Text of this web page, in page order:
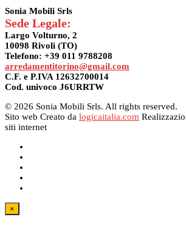
Sonia Mobili Srls
Sede Legale:
Largo Volturno, 2
10098 Rivoli (TO)
Telefono: +39 011 9788208
arredamentitorino@gmail.com
C.F. e P.IVA 12632700014
Cod. univoco J6URRTW
© 2026 Sonia Mobili Srls. All rights reserved.
Sito web Creato da logicaitalia.com
siti internet
×